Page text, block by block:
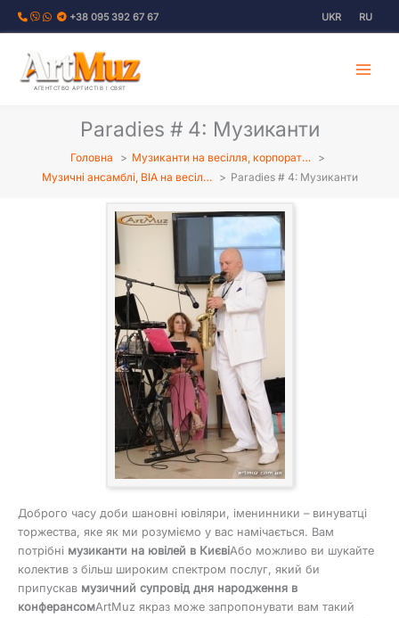
Перейти
+38 095 392 67 67 UKR RU
АГЕНТСТВО АРТИСТІВ І СВЯТ
Paradies # 4: Музиканти
Головна
Музиканти на весілля, корпорат…
Музичні ансамблі, ВІА на весіл…
Paradies # 4: Музиканти
Доброго часу доби шановні ювіляри, іменинники – винуватці
торжества, яке як ми розуміємо у вас намічається. Вам
потрібні музиканти на ювілей в КиєвіАбо можливо ви шукайте
колектив з більш широким спектром послуг, який би
припускав музичний супровід дня народження в
конферансомArtMuz якраз може запропонувати вам такий